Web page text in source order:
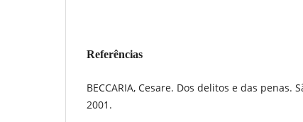
Referências
BECCARIA, Cesare. Dos delitos e das penas.
2001.